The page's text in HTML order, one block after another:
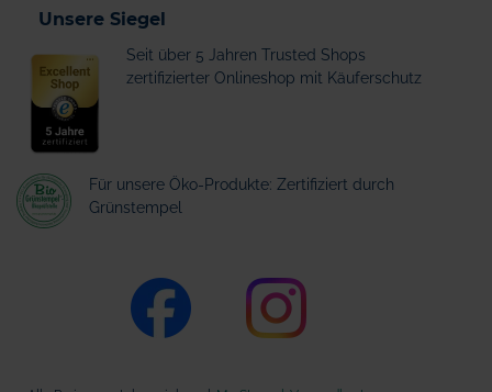
Unsere Siegel
Seit über 5 Jahren Trusted Shops
zertifizierter Onlineshop mit Käuferschutz
Für unsere Öko-Produkte: Zertifiziert durch
Grünstempel